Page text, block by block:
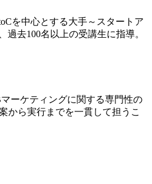
を中心とする大手～スタートア
去100名以上の受講生に指導。
ーケティングに関する専門性の
から実行までを一貫して担うこ